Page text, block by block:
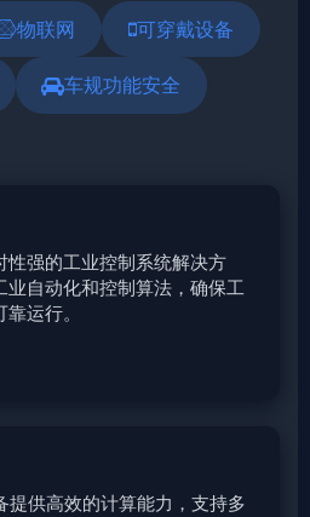
物联网 可穿戴设备
车规功能安全
性强的工业控制系统解决方
业自动化和控制算法，确保工
运行。
提供高效的计算能力，支持多